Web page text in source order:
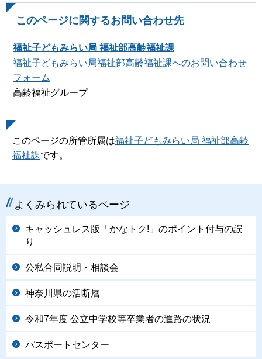
このページに関するお問い合わせ先
福祉子どもみらい局 福祉部高齢福祉課
福祉子どもみらい局福祉部高齢福祉課へのお問い合わせ
フォーム
高齢福祉グループ
このページの所管所属は福祉子どもみらい局 福祉部高齢
福祉課です。
よくみられているページ
キャッシュレス版「かなトク!」のポイント付与の誤
り
公私合同説明・相談会
神奈川県の活断層
令和7年度 公立中学校等卒業者の進路の状況
パスポートセンター